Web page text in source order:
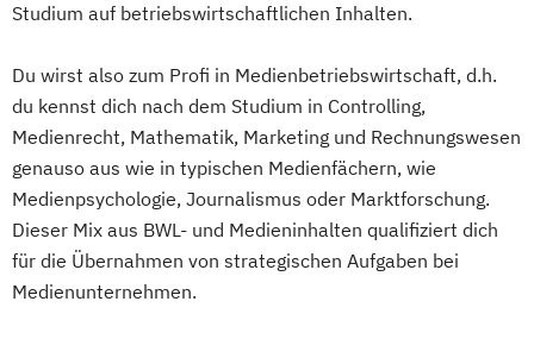
Studium auf betriebswirtschaftlichen Inhalten.
Du wirst also zum Profi in Medienbetriebswirtschaft, d.h.
du kennst dich nach dem Studium in Controlling,
Medienrecht, Mathematik, Marketing und Rechnungswesen
genauso aus wie in typischen Medienfächern, wie
Medienpsychologie, Journalismus oder Marktforschung.
Dieser Mix aus BWL- und Medieninhalten qualifiziert dich
für die Übernahmen von strategischen Aufgaben bei
Medienunternehmen.